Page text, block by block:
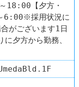
18:00【夕方・
6:00※採用状況に
がございます1日
夕方から勤務、